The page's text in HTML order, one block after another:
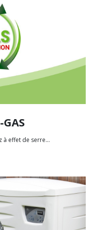
à effet de serre...